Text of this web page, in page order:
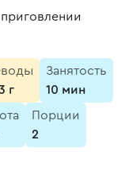
г
Занятость
10 мин
Порции
2